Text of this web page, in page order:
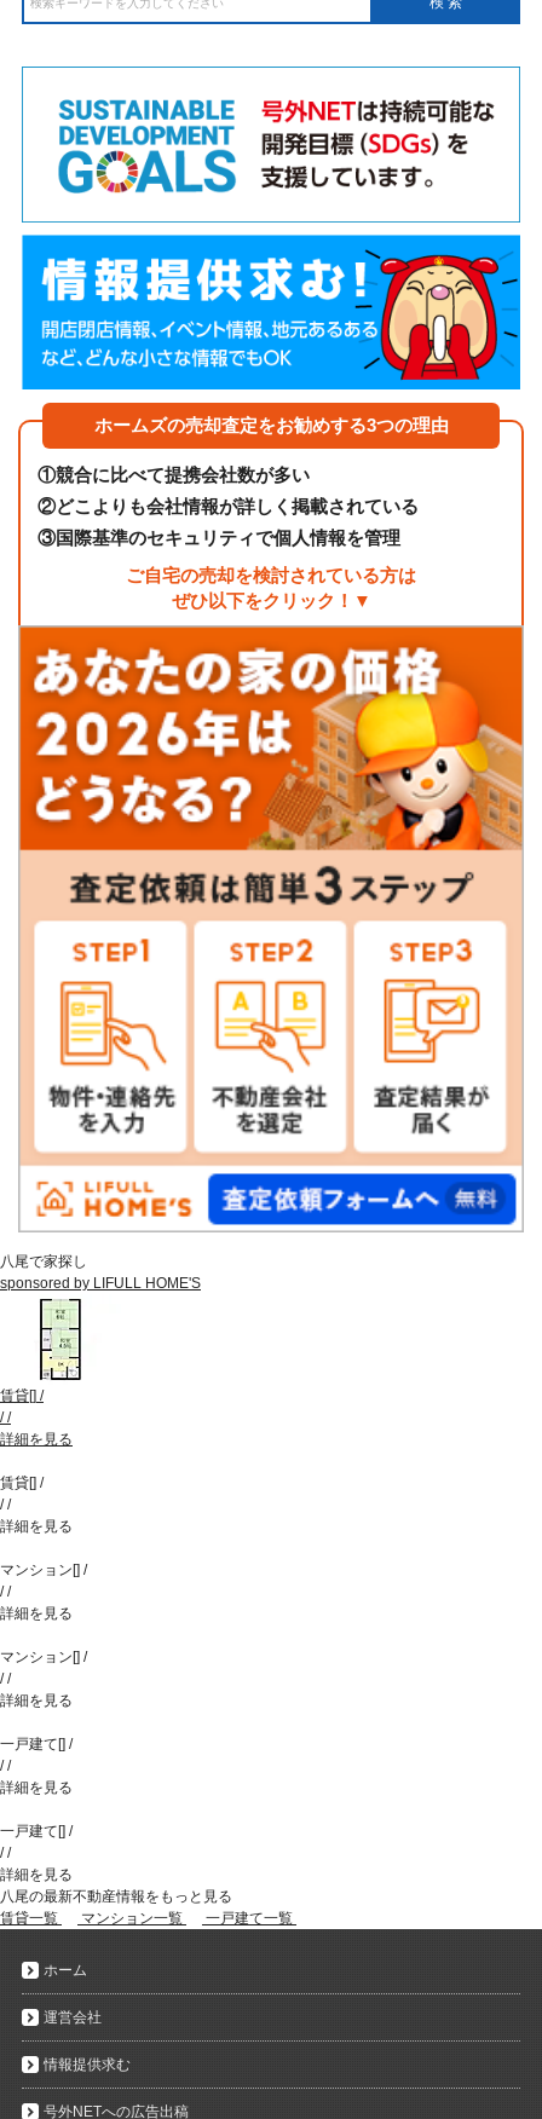
ホームズの売却査定をお勧めする3つの理由
①競合に比べて提携会社数が多い
②どこよりも会社情報が詳しく掲載されている
③国際基準のセキュリティで個人情報を管理
ご自宅の売却を検討されている方は
ぜひ以下をクリック！▼
八尾で家探し
sponsored by LIFULL HOME'S
賃貸[] /
//
詳細を見る
賃貸[] /
//
詳細を見る
マンション[] /
//
詳細を見る
マンション[] /
//
詳細を見る
一戸建て[] /
//
詳細を見る
一戸建て[] /
//
詳細を見る
八尾の最新不動産情報をもっと見る
賃貸一覧
マンション一覧 一戸建て一覧
ホーム
運営会社
情報提供求む
号外NETへの広告出稿